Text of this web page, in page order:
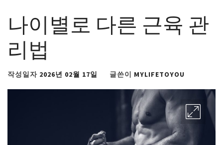
나이별로 다른 근육 관
리법
작성일자 2026년 02월 17일 글쓴이 MYLIFETOYOU